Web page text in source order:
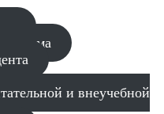
и внеучебной